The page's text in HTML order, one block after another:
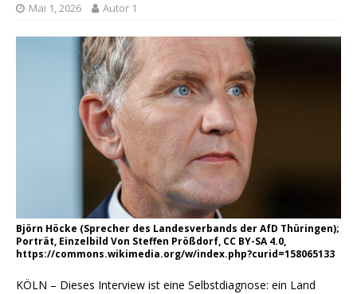
Mai 1, 2026 Autor 1
Björn Höcke (Sprecher des Landesverbands der AfD Thüringen);
Porträt, Einzelbild Von Steffen Prößdorf, CC BY-SA 4.0,
https://commons.wikimedia.org/w/index.php?curid=158065133
KÖLN – Dieses Interview ist eine Selbstdiagnose: ein Land